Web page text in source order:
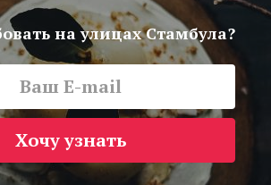
на улицах Стамбула?
Хочу узнать